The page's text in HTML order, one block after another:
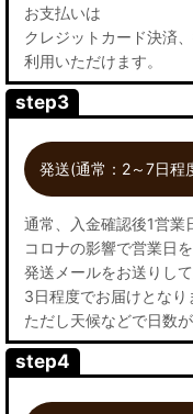
お支払いは
クレジットカード決済
利用いただけます。
step3
発送(通常：2～7日程
通常、入金確認後1営業
コロナの影響で営業日
発送メールをお送りし
3日程度でお届けとなり
ただし天候などで日数
step4